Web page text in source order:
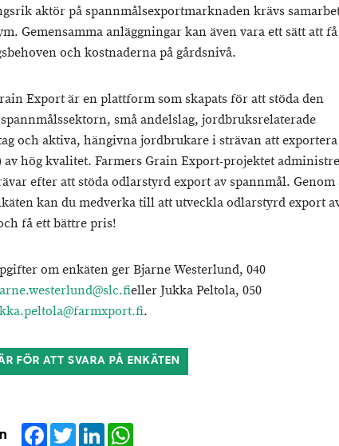
aktör på spannmålsexportmarknaden krävs
Gemensamma anläggningar kan även vara ett sätt att
och kostnaderna på gårdsnivå.
Export är en plattform som skapats för att stöda den
små andelslag, jordbruksrelaterade
och aktiva, hängivna jordbrukare i strävan att
av hög kvalitet. Farmers Grain Export-projektet
efter att stöda odlarstyrd export av spannmål. Genom
kan du medverka till att utveckla odlarstyrd export
få ett bättre pris!
om enkäten ger Bjarne Westerlund, 040
eller Jukka Peltola, 050
.
FÖR ATT SVARA PÅ ENKÄTEN
Facebook
TwitterLinkedIn